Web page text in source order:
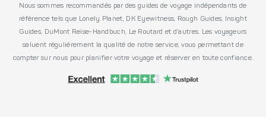
Nous sommes recommandés par des guides de voyage indépendants de
référence tels que Lonely Planet, DK Eyewitness, Rough Guides, Insight
Guides, DuMont Reise-Handbuch, Le Routard et d’autres. Les voyageurs
saluent régulièrement la qualité de notre service, vous permettant de
compter sur nous pour planifier votre voyage et réserver en toute confiance.